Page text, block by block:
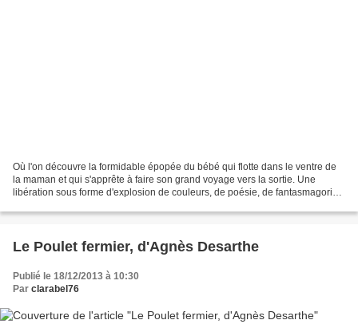
Où l'on découvre la formidable épopée du bébé qui flotte dans le ventre de
la maman et qui s'apprête à faire son grand voyage vers la sortie. Une
libération sous forme d'explosion de couleurs, de poésie, de fantasmagorie...
Le Poulet fermier, d'Agnès Desarthe
Publié le 18/12/2013 à 10:30
Par clarabel76